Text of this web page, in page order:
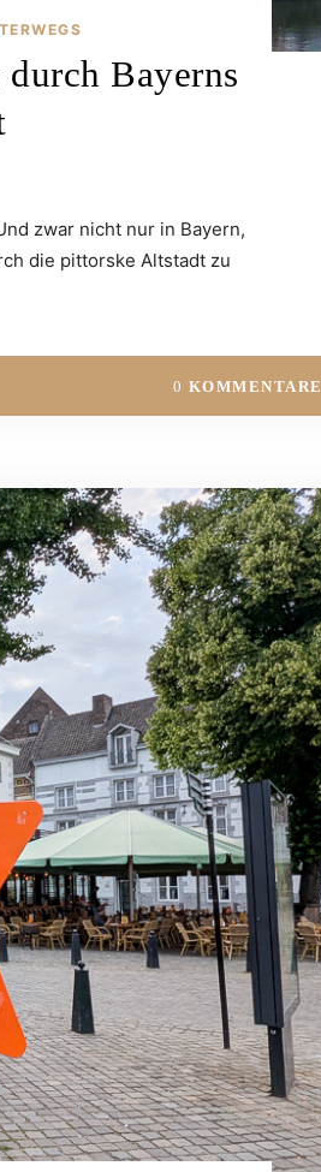
durch Bayerns
zwar nicht nur in Bayern,
die pittorske Altstadt zu
0 KOMMENTARE